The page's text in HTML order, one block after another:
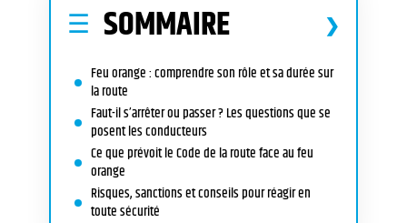
SOMMAIRE
Feu orange : comprendre son rôle et sa durée sur
la route
Faut-il s’arrêter ou passer ? Les questions que se
posent les conducteurs
Ce que prévoit le Code de la route face au feu
orange
Risques, sanctions et conseils pour réagir en
toute sécurité